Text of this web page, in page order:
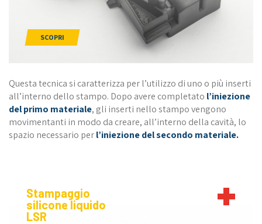
SCOPRI
Questa tecnica si caratterizza per l’utilizzo di uno o più inserti
all’interno dello stampo. Dopo avere completato l’iniezione
del primo materiale, gli inserti nello stampo vengono
movimentanti in modo da creare, all’interno della cavità, lo
spazio necessario perl’iniezione del secondo materiale.
Stampaggio
silicone liquido
LSR